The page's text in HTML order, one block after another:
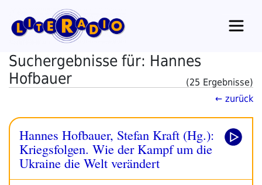
Inhalt
springen
Suchergebnisse für: Hannes
Hofbauer
(25 Ergebnisse)
← zurück
Hannes Hofbauer, Stefan Kraft (Hg.):
Kriegsfolgen. Wie der Kampf um die
Ukraine die Welt verändert